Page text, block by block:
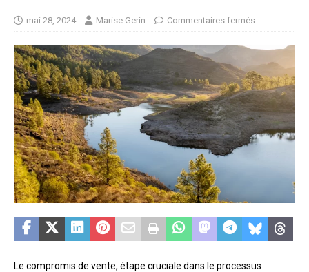
mai 28, 2024 Marise Gerin Commentaires fermés
Le compromis de vente, étape cruciale dans le processus